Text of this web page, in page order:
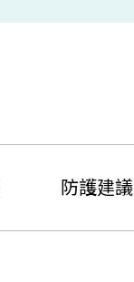
防護建議